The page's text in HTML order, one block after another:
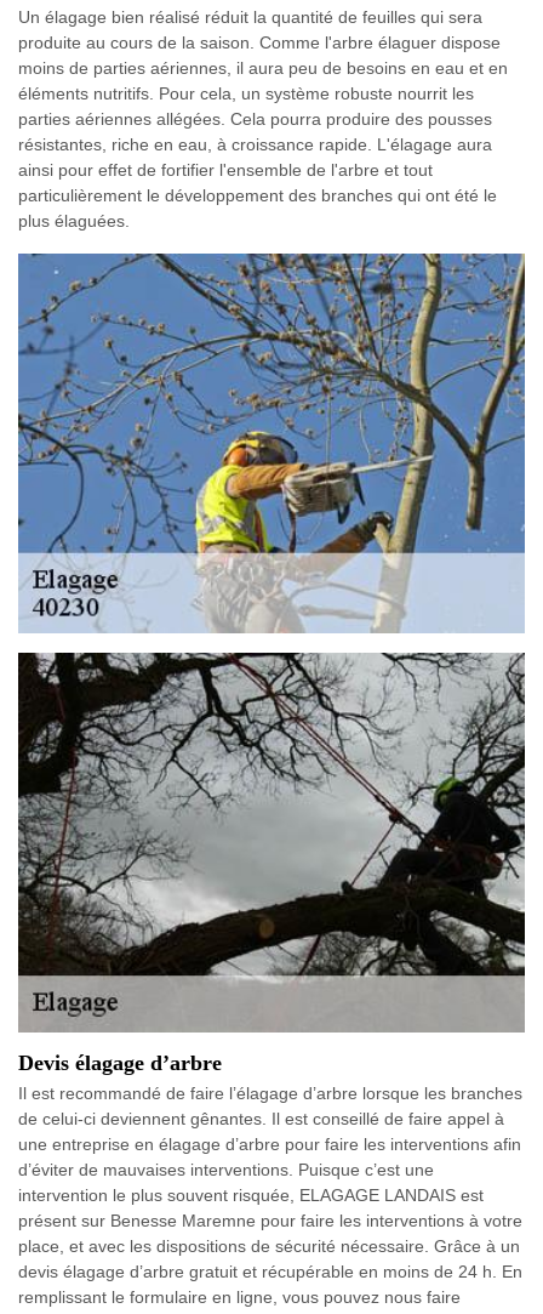
Un élagage bien réalisé réduit la quantité de feuilles qui sera
produite au cours de la saison. Comme l'arbre élaguer dispose
moins de parties aériennes, il aura peu de besoins en eau et en
éléments nutritifs. Pour cela, un système robuste nourrit les
parties aériennes allégées. Cela pourra produire des pousses
résistantes, riche en eau, à croissance rapide. L'élagage aura
ainsi pour effet de fortifier l'ensemble de l'arbre et tout
particulièrement le développement des branches qui ont été le
plus élaguées.
Devis élagage d’arbre
Il est recommandé de faire l’élagage d’arbre lorsque les branches
de celui-ci deviennent gênantes. Il est conseillé de faire appel à
une entreprise en élagage d’arbre pour faire les interventions afin
d’éviter de mauvaises interventions. Puisque c’est une
intervention le plus souvent risquée, ELAGAGE LANDAIS est
présent sur Benesse Maremne pour faire les interventions à votre
place, et avec les dispositions de sécurité nécessaire. Grâce à un
devis élagage d’arbre gratuit et récupérable en moins de 24 h. En
remplissant le formulaire en ligne, vous pouvez nous faire